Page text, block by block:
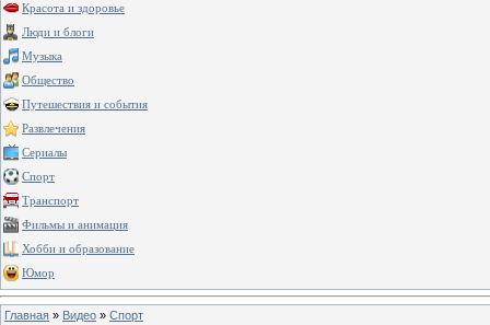
Красота и здоровье
Люди и блоги
Музыка
Общество
Путешествия и события
Развлечения
Сериалы
Спорт
Транспорт
Фильмы и анимация
Хобби и образование
Юмор
Главная » Видео » Спорт